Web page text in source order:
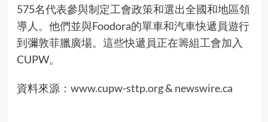
575名代表參與制定工會政策和選出全國和地區領
導人。他們並與Foodora的單車和汽車快遞員遊行
到彌敦菲臘廣場。這些快遞員正在籌組工會加入
CUPW。
資料來源： www.cupw-sttp.org& newswire.ca